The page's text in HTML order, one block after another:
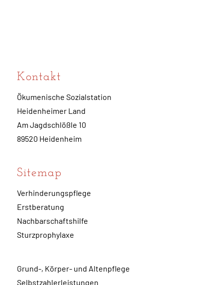
Kontakt
Ökumenische Sozialstation
Heidenheimer Land
Am Jagdschlößle 10
89520 Heidenheim
Sitemap
Verhinderungspflege
Erstberatung
Nachbarschaftshilfe
Sturzprophylaxe
Grund-, Körper- und Altenpflege
Selbstzahlerleistungen